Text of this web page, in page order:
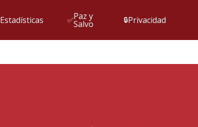
Estadísticas ✅Paz y
Salvo 🔒Privacidad